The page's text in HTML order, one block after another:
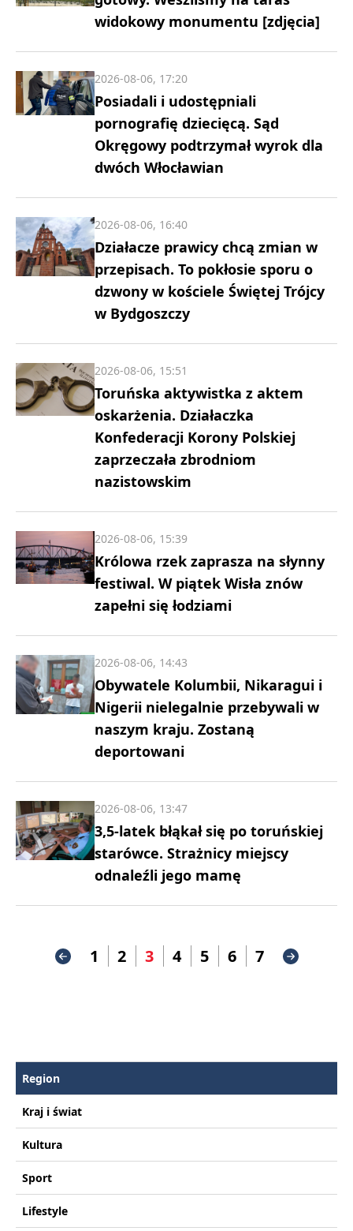
widokowy monumentu [zdjęcia]
Posiadali i udostępniali
pornografię dziecięcą. Sąd
Okręgowy podtrzymał wyrok dla
dwóch Włocławian
2026-08-06, 17:20
Działacze prawicy chcą zmian w
przepisach. To pokłosie sporu o
dzwony w kościele Świętej Trójcy
w Bydgoszczy
2026-08-06, 16:40
Toruńska aktywistka z aktem
oskarżenia. Działaczka
Konfederacji Korony Polskiej
zaprzeczała zbrodniom
nazistowskim
2026-08-06, 15:51
Królowa rzek zaprasza na słynny
festiwal. W piątek Wisła znów
zapełni się łodziami
2026-08-06, 15:39
Obywatele Kolumbii, Nikaragui i
Nigerii nielegalnie przebywali w
naszym kraju. Zostaną
deportowani
2026-08-06, 14:43
3,5-latek błąkał się po toruńskiej
starówce. Strażnicy miejscy
odnaleźli jego mamę
2026-08-06, 13:47
1 2 3 4 5 6 7
Region
Kraj i świat
Kultura
Sport
Lifestyle